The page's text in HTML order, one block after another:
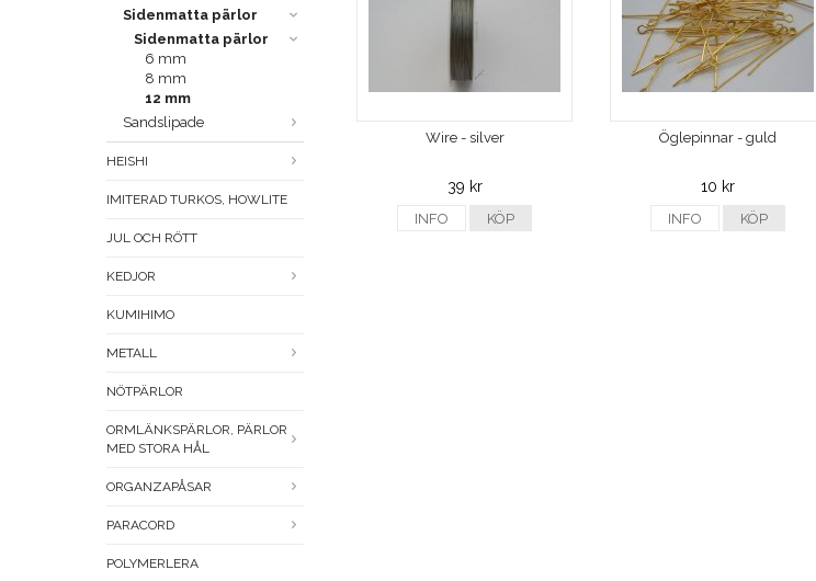
Sidenmatta pärlor
Sidenmatta pärlor
6 mm
8 mm
12 mm
Sandslipade
HEISHI
IMITERAD TURKOS, HOWLITE
JUL OCH RÖTT
KEDJOR
KUMIHIMO
METALL
NÖTPÄRLOR
ORMLÄNKSPÄRLOR, PÄRLOR
MED STORA HÅL
ORGANZAPÅSAR
PARACORD
POLYMERLERA
Wire - silver
39 kr
INFO KÖP
Öglepinnar - guld
10 kr
INFO KÖP